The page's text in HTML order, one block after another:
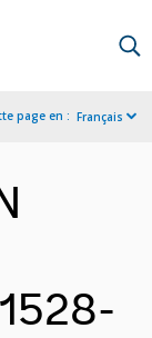
page en : Français